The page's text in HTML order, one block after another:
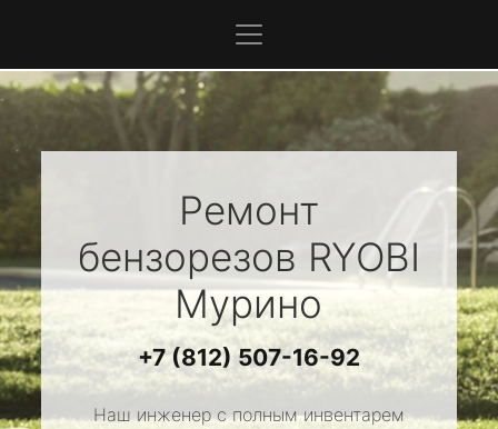
Ремонт
бензорезов RYOBI
Мурино
+7 (812) 507-16-92
Наш инженер с полным инвентарем